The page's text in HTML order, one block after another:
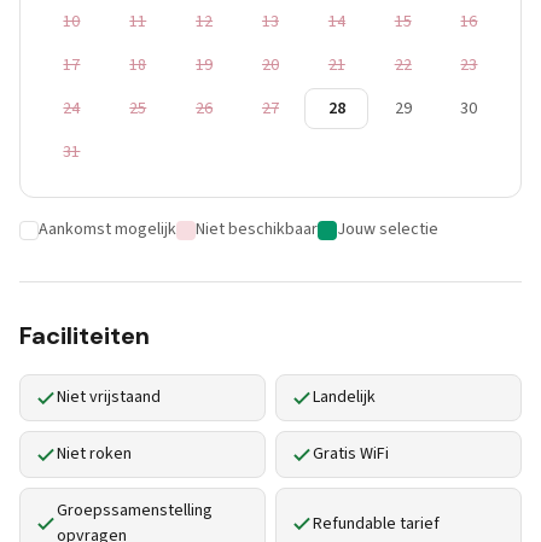
10
11 12 13 14 15
16
17
18 19 20 21 22
23
24
25 26 27 28 29
30
31
Aankomst mogelijk Niet beschikbaar Jouw selectie
Faciliteiten
Niet vrijstaand Landelijk
Niet roken Gratis WiFi
Groepssamenstelling
opvragen
Refundable tarief